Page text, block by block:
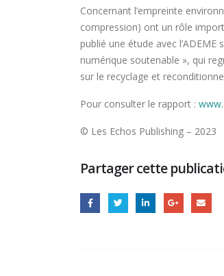
Concernant l’empreinte
compression) ont un rôle
publié une étude avec
numérique soutenable », qui
sur le recyclage et
Pour consulter le rapport :
© Les Echos Publishing – 2023
Partager cette